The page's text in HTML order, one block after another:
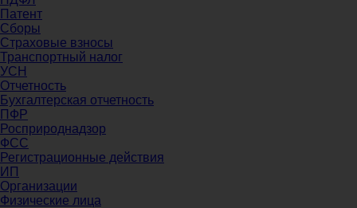
Патент
Сборы
Страховые взносы
Транспортный налог
УСН
Отчетность
Бухгалтерская отчетность
ПФР
Росприроднадзор
ФСС
Регистрационные действия
ИП
Организации
Физические лица